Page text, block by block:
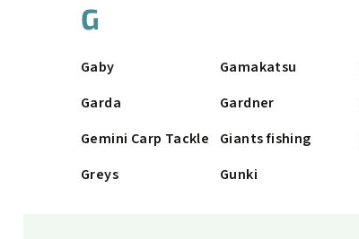
G
Gaby Gamakatsu
Garda
Gardner
Gemini Carp Tackle
Giants fishing
Greys
Gunki